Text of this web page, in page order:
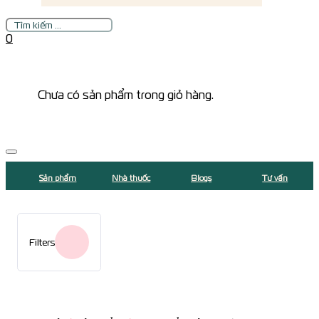
Tìm
kiếm
0
Chưa có sản phẩm trong giỏ hàng.
Sản phẩm Nhà thuốc Blogs Tư vấn
Filters